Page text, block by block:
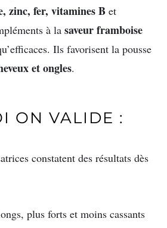
zinc, fer, vitamines B et
à la saveur framboise
Ils favorisent la pousse
et ongles.
ON VALIDE :
constatent des résultats dès
plus forts et moins cassants